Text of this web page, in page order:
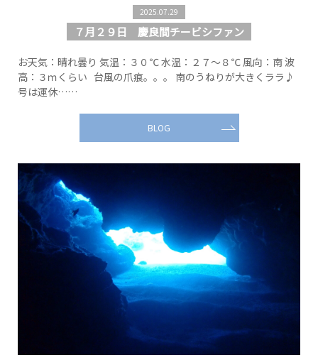
2025.07.29
７月２９日 慶良間チービシファン
お天気：晴れ曇り 気温：３０℃ 水温：２７～８℃ 風向：南 波
高：３ｍくらい 台風の爪痕。。。 南のうねりが大きくララ♪
号は運休……
BLOG